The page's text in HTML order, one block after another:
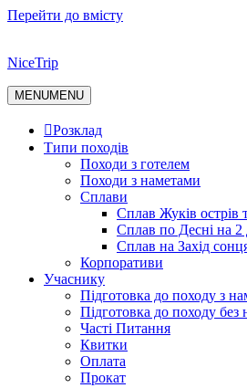
Перейти до вмісту
NiceTrip
MENUMENU
Розклад
Типи походів
Походи з готелем
Походи з наметами
Сплави
Сплав Жуків острів
Сплав по Десні на 2
Сплав на Захід
Корпоративи
Учаснику
Підготовка до походу з
Підготовка до походу
Часті Питання
Квитки
Оплата
Прокат